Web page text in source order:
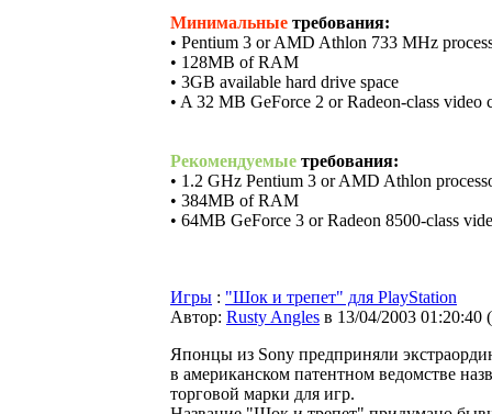
Минимальные требования:
• Pentium 3 or AMD Athlon 733 MHz
• 128MB of RAM
• 3GB available hard drive space
• A 32 MB GeForce 2 or Radeon-class video
Рекомендуемые требования:
• 1.2 GHz Pentium 3 or AMD Athlon
• 384MB of RAM
• 64MB GeForce 3 or Radeon 8500-class
Игры : "Шок и трепет" для PlayStation
Автор: Rusty Angles в 13/04/2003 01:20:40 (
Японцы из Sony предприняли
в американском патентном ведомстве
торговой марки для игр.